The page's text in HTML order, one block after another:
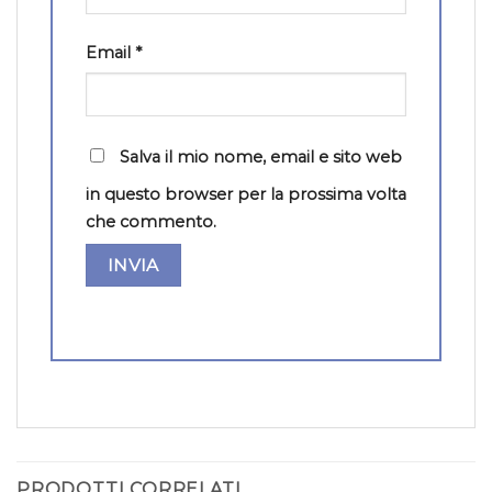
Email *
Salva il mio nome, email e sito web
in questo browser per la prossima volta
che commento.